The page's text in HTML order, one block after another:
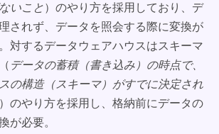
いこと）のやり方を採用しており、デ
されず、データを照会する際に変換が
対するデータウェアハウスはスキーマ
データの蓄積（書き込み）の時点で、
の構造（スキーマ）がすでに決定され
）のやり方を採用し、格納前にデータの
が必要。